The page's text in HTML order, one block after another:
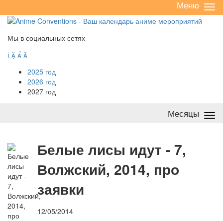
/
Меню
Мы в социальных сетях
   
2025 год
2026 год
2027 год
Месяцы
Белые лисы идут - 7,
Волжский, 2014, про
заявки
12/05/2014